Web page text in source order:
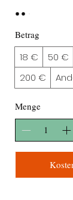
Betrag
18 € 50 €
200 €
Menge